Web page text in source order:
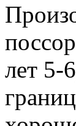
лет 5-